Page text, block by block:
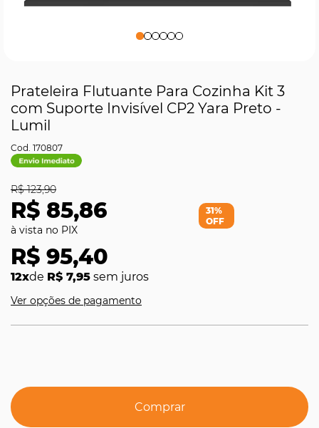
Prateleira Flutuante Para Cozinha Kit 3
com Suporte Invisível CP2 Yara Preto -
Lumil
170807
R$ 85,86
R$ 123,90
R$ 95,40
12xde R$ 7,95 sem juros
31%
OFF
Ver opções de pagamento
Comprar